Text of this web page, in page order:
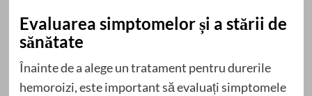
Evaluarea simptomelor și a stării de
sănătate
Înainte de a alege un tratament pentru durerile
hemoroizi, este important să evaluați simptomele